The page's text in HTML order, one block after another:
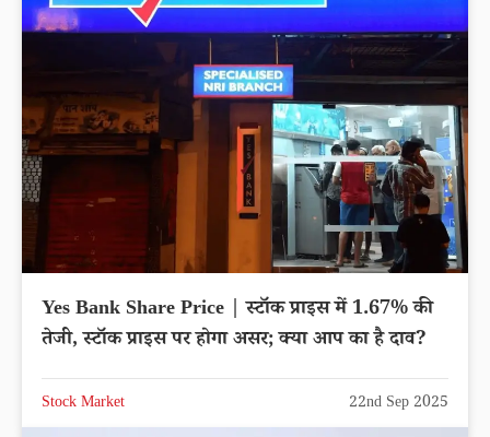
Yes Bank Share Price | स्टॉक प्राइस में 1.67% की
तेजी, स्टॉक प्राइस पर होगा असर; क्या आप का है दाव?
Stock Market 22nd Sep 2025